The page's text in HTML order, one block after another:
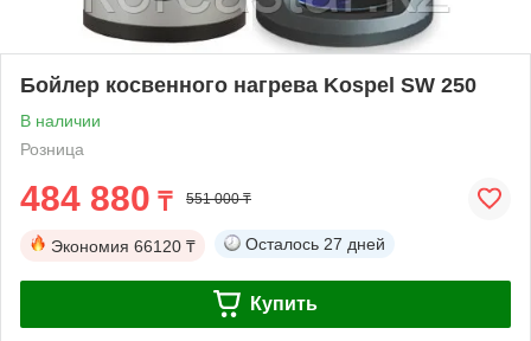
Бойлер косвенного нагрева Kospel SW 250
В наличии
Розница
484 880 ₸ 551 000 ₸
Экономия 66120 ₸ Осталось 27 дней
Купить